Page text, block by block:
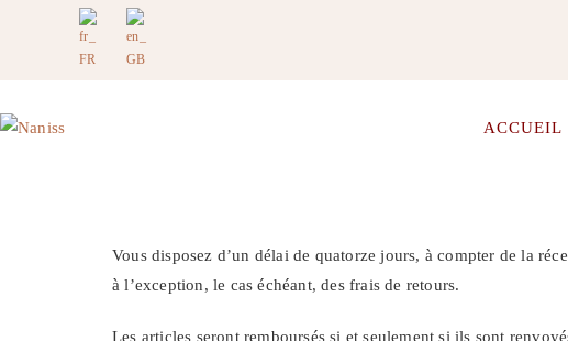
ACCUEIL
Vous disposez d’un délai de quatorze jours, à compter de la
à l’exception, le cas échéant, des frais de retours.
Les articles seront remboursés si et seulement si ils sont